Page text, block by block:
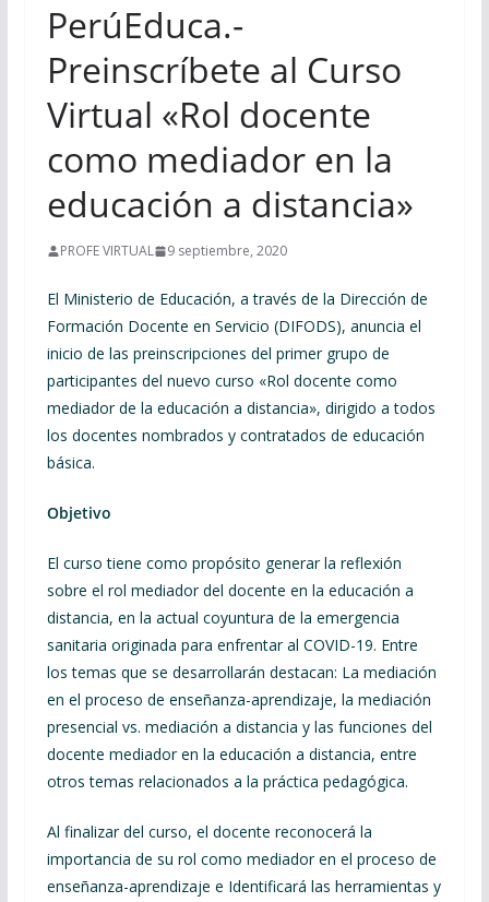
PerúEduca.-
Preinscríbete al Curso
Virtual «Rol docente
como mediador en la
educación a distancia»
PROFE VIRTUAL 9 septiembre, 2020
El Ministerio de Educación, a través de la Dirección de
Formación Docente en Servicio (DIFODS), anuncia el
inicio de las preinscripciones del primer grupo de
participantes del nuevo curso «Rol docente como
mediador de la educación a distancia», dirigido a todos
los docentes nombrados y contratados de educación
básica.
Objetivo
El curso tiene como propósito generar la reflexión
sobre el rol mediador del docente en la educación a
distancia, en la actual coyuntura de la emergencia
sanitaria originada para enfrentar al COVID-19. Entre
los temas que se desarrollarán destacan: La mediación
en el proceso de enseñanza-aprendizaje, la mediación
presencial vs. mediación a distancia y las funciones del
docente mediador en la educación a distancia, entre
otros temas relacionados a la práctica pedagógica.
Al finalizar del curso, el docente reconocerá la
importancia de su rol como mediador en el proceso de
enseñanza-aprendizaje e Identificará las herramientas y